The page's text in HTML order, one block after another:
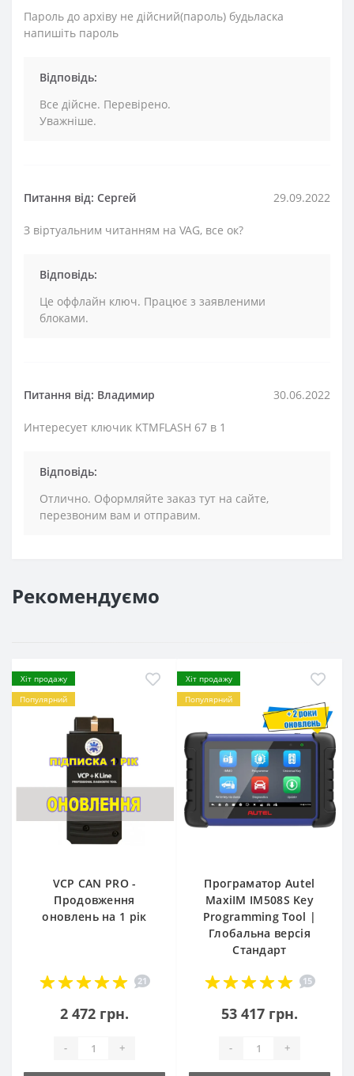
Пароль до архіву не дійсний(пароль) будьласка
напишіть пароль
Відповідь:
Все дійсне. Перевірено.
Уважніше.
Питання від: Сергей 29.09.2022
З віртуальним читанням на VAG, все ок?
Відповідь:
Це оффлайн ключ. Працює з заявленими
блоками.
Питання від: Владимир 30.06.2022
Интересует ключик KTMFLASH 67 в 1
Відповідь:
Отлично. Оформляйте заказ тут на сайте,
перезвоним вам и отправим.
Рекомендуємо
Хіт продажу
Популярний
VCP CAN PRO -
Продовження
оновлень на 1 рік
21
2 472 грн.
- +
Хіт продажу
Популярний
Програматор Autel
MaxiIM IM508S Key
Programming Tool |
Глобальна версія
Стандарт
15
53 417 грн.
- +